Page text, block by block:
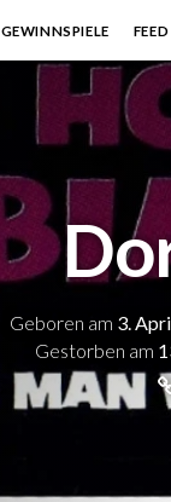
GEWINNSPIELE FEED
Geboren am 3.
Gestorben am